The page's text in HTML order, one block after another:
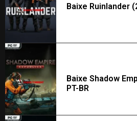
Baixe Ruinlander
Baixe Shadow
PT-BR